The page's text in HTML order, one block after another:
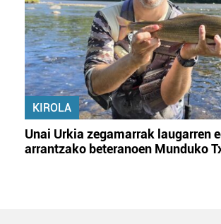
KIROLA
Unai Urkia zegamarrak laugarren
arrantzako beteranoen Munduko